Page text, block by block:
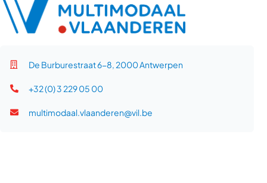
De Burburestraat 6-8, 2000 Antwerpen
+32 (0) 3 229 05 00
multimodaal.vlaanderen@vil.be